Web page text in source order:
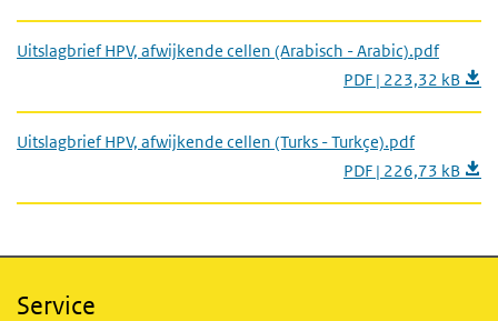
Uitslagbrief HPV, afwijkende cellen (Arabisch - Arabic).pdf
PDF | 223,32 kB
Uitslagbrief HPV, afwijkende cellen (Turks - Turkçe).pdf
PDF | 226,73 kB
Service